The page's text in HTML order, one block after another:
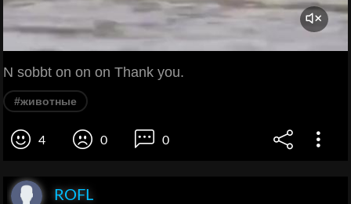
N sobbt on on on Thank you.
#животные
4 0 0
ROFL